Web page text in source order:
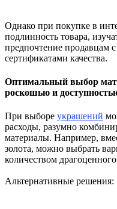
Однако при покупке в
подлинность товара,
предпочтение продавцам
сертификатами качества.
Оптимальный выбор
роскошью и
При выборе украшений
расходы, разумно
материалы. Например,
золота, можно выбрать
количеством
Альтернативные решения: